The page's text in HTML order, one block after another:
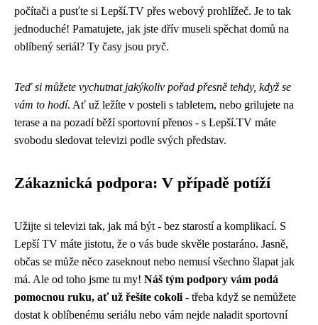
počítači a pusťte si Lepší.TV přes webový prohlížeč. Je to tak
jednoduché! Pamatujete, jak jste dřív museli spěchat domů na
oblíbený seriál? Ty časy jsou pryč.
Teď si můžete vychutnat jakýkoliv pořad přesně tehdy, když se
vám to hodí. Ať už ležíte v posteli s tabletem, nebo grilujete na
terase a na pozadí běží sportovní přenos - s Lepší.TV máte
svobodu sledovat televizi podle svých představ.
Zákaznická podpora: V případě potíží
Užijte si televizi tak, jak má být - bez starostí a komplikací. S
Lepší TV máte jistotu, že o vás bude skvěle postaráno. Jasně,
občas se může něco zaseknout nebo nemusí všechno šlapat jak
má. Ale od toho jsme tu my! Náš tým podpory vám podá
pomocnou ruku, ať už řešíte cokoli - třeba když se nemůžete
dostat k oblíbenému seriálu nebo vám nejde naladit sportovní